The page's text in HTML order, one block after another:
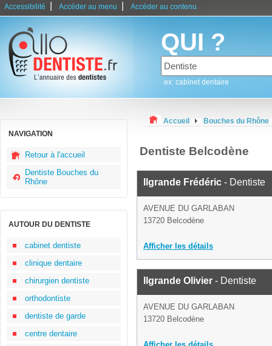
Accessibilité Accéder au menu Accéder au contenu
QUI ?
ex: cabinet dentaire
NAVIGATION
Retour à l'accueil
Dentiste Bouches du
Rhône
AUTOUR DU DENTISTE
cabinet dentiste
clinique dentaire
chirurgien dentiste
orthodontiste
dentiste de garde
centre dentaire
Accueil Bouches du Rhône
Dentiste Belcodène
Ilgrande Frédéric - Dentiste
AVENUE DU GARLABAN
13720 Belcodène
Afficher les détails
Ilgrande Olivier - Dentiste
AVENUE DU GARLABAN
13720 Belcodène